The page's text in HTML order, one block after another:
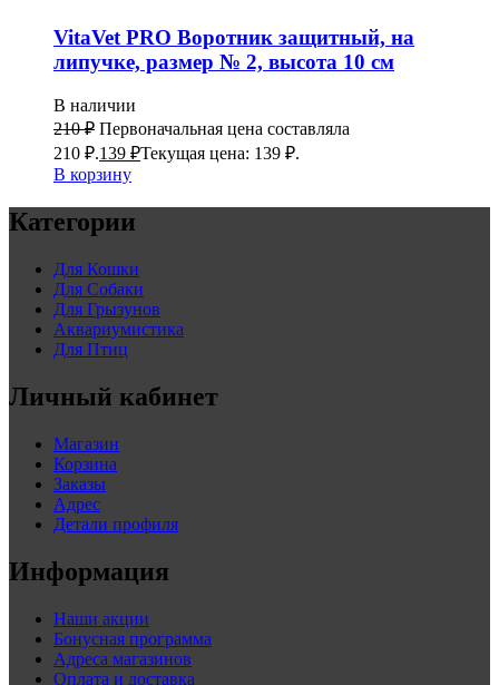
VitaVet PRO Воротник защитный, на
липучке, размер № 2, высота 10 см
В наличии
210₽ Первоначальная цена составляла
210 ₽.139 ₽Текущая цена: 139 ₽.
В корзину
Категории
Для Кошки
Для Собаки
Для Грызунов
Аквариумистика
Для Птиц
Личный кабинет
Магазин
Корзина
Заказы
Адрес
Детали профиля
Информация
Наши акции
Бонусная программа
Адреса магазинов
Оплата и доставка